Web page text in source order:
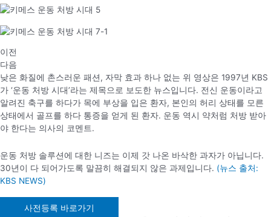
이전
다음
낮은 화질에 촌스러운 패션, 자막 효과 하나 없는 위 영상은 1997년 KBS
가 ‘운동 처방 시대’라는 제목으로 보도한 뉴스입니다. 전신 운동이라고
알려진 축구를 하다가 목에 부상을 입은 환자, 본인의 허리 상태를 모른
상태에서 골프를 하다 통증을 얻게 된 환자. 운동 역시 약처럼 처방 받아
야 한다는 의사의 코멘트.
운동 처방 솔루션에 대한 니즈는 이제 갓 나온 바삭한 과자가 아닙니다.
30년이 다 되어가도록 말끔히 해결되지 않은 과제입니다. (뉴스 출처:
KBS NEWS)
사전등록 바로가기